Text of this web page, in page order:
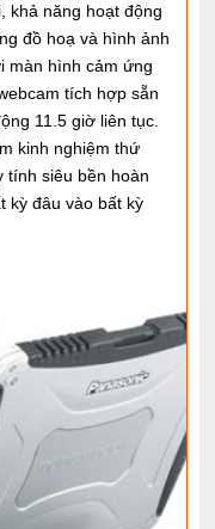
khả năng hoạt động
đồ hoạ và hình ảnh
màn hình cảm ứng
tích hợp sẵn
11.5 giờ liên tục.
kinh nghiệm thứ
tính siêu bền hoàn
kỳ đâu vào bất kỳ